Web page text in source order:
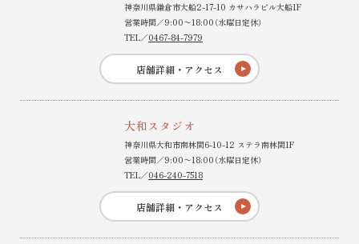
神奈川県鎌倉市大船2-17-10 カサハラビル大船1F
営業時間／9:00〜18:00（水曜日定休）
TEL／0467-84-7979
店舗詳細・アクセス
大和スタジオ
神奈川県大和市南林間6-10-12 ステラ南林間1F
営業時間／9:00〜18:00（水曜日定休）
TEL／046-240-7518
店舗詳細・アクセス